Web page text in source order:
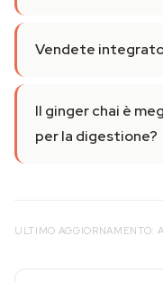
Vendete
Il ginger chai è
per la digestione?
ULTIMO AGGIORNAMENTO: